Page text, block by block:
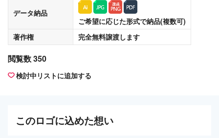
データ納品
ご希望に応じた形式で納品(複数可)
著作権
完全無料譲渡します
閲覧数 350
検討中リストに追加する
このロゴに込めた想い